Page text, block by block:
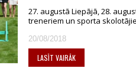
27. augustā Liepājā, 28.
treneriem un sporta
20/08/2018
LASĪT VAIRĀK